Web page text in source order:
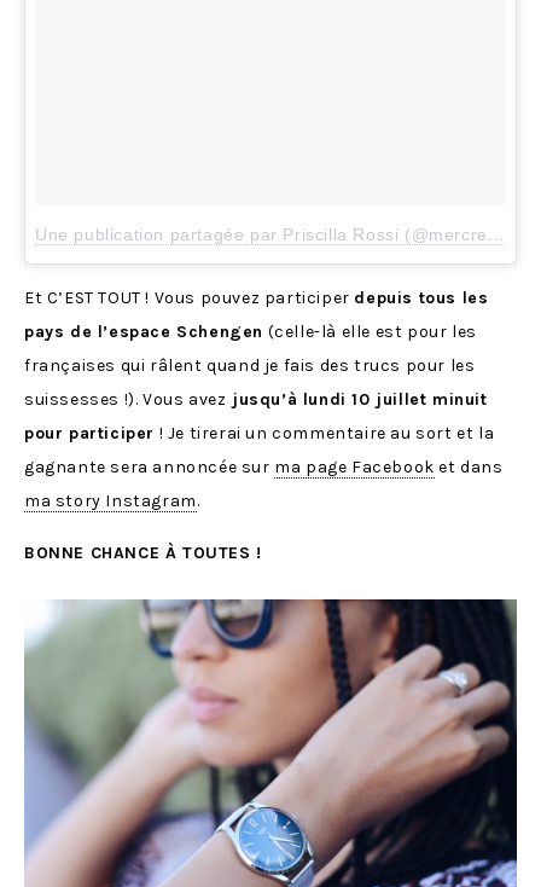
Une publication partagée par Priscilla Rossi (@mercredieblog)
Et C’EST TOUT ! Vous pouvez participer depuis tous les
pays de l’espace Schengen (celle-là elle est pour les
françaises qui râlent quand je fais des trucs pour les
suissesses !). Vous avez jusqu’à lundi 10 juillet minuit
pour participer ! Je tirerai un commentaire au sort et la
gagnante sera annoncée sur ma page Facebook et dans
ma story Instagram.
BONNE CHANCE À TOUTES !